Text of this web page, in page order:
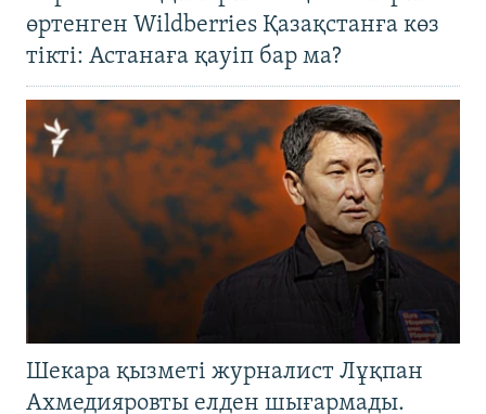
өртенген Wildberries Қазақстанға көз
тікті: Астанаға қауіп бар ма?
Шекара қызметі журналист Лұқпан
Ахмедияровты елден шығармады.